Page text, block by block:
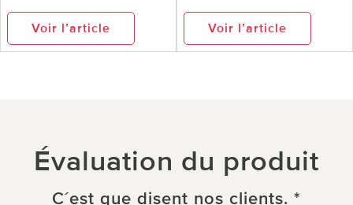
Voir l’article Voir l’article
Évaluation du produit
C´est que disent nos clients. *